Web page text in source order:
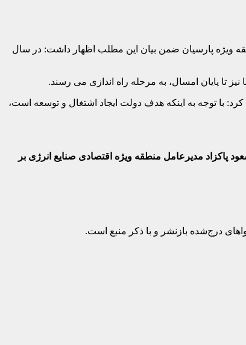
ویژه پارسیان ضمن بیان این مطلب اظهار داشت: در سال
با توجه به اینکه هدف دولت ایجاد اشتغال و توسعه است،
پاکزاد مدیرعامل منطقه ویژه اقتصادی صنایع انرژی بر